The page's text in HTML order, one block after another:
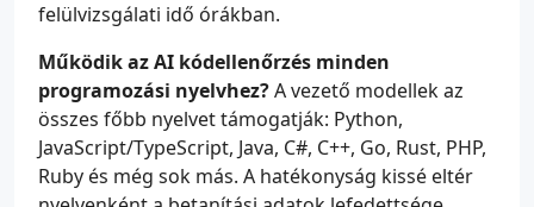
felülvizsgálati idő órákban.
Működik az AI kódellenőrzés minden
programozási nyelvhez?A vezető modellek az
összes főbb nyelvet támogatják: Python,
JavaScript/TypeScript, Java, C#, C++, Go, Rust, PHP,
Ruby és még sok más. A hatékonyság kissé eltér